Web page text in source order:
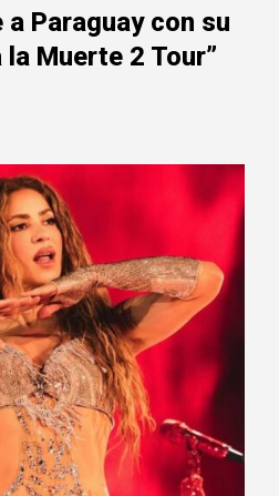
Paraguay con su
la Muerte 2 Tour”